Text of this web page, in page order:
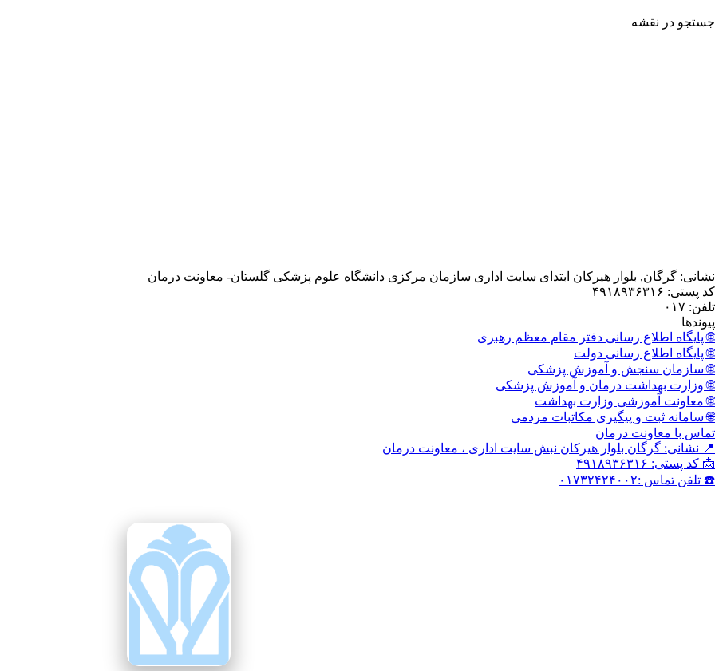
جستجو در نقشه
نشانی: گرگان, بلوار هیرکان ابتدای سایت اداری سازمان مرکزی دانشگاه علوم پزشکی گلستان- معاونت درمان
کد پستی: ۴۹۱۸۹۳۶۳۱۶
تلفن: ۰۱۷
پیوندها
🌐 پایگاه اطلاع رسانی دفتر مقام معظم رهبری
🌐 پایگاه اطلاع رسانی دولت
🌐 سازمان سنجش و آموزش پزشکی
🌐 وزارت بهداشت درمان و آموزش پزشکی
🌐 معاونت آموزشی وزارت بهداشت
🌐 سامانه ثبت و پیگیری مکاتبات مردمی
تماس با معاونت درمان
📍 نشانی: گرگان بلوار هیرکان نبش سایت اداری ، معاونت درمان
📩 کد پستی: ۴۹۱۸۹۳۶۳۱۶
☎️ تلفن تماس :۰۱۷۳۲۴۲۴۰۰۲